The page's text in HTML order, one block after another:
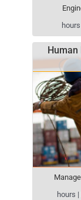
Human
hours